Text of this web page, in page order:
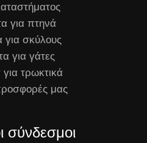
για πτηνά
για σκύλους
για γάτες
για τρωκτικά
μας
σύνδεσμοι